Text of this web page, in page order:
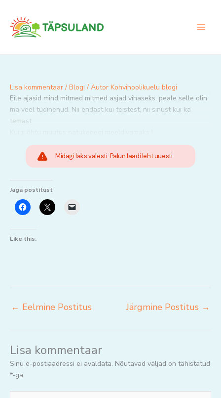
content
Lisa kommentaar / Blogi / Autor Kohvihoolikuelu blogi
Eile ajasid mind mitmed mitmed asjad vihaseks, peale selle olin
ma veel tüdinenud. Nii endast kui teistest, nii sinust kui ka
temast
Midagi läks valesti. Palun laadi leht uuesti.
Jaga postitust
Like this:
← Eelmine Postitus Järgmine Postitus →
Lisa kommentaar
Sinu e-postiaadressi ei avaldata. Nõutavad väljad on tähistatud
*-ga